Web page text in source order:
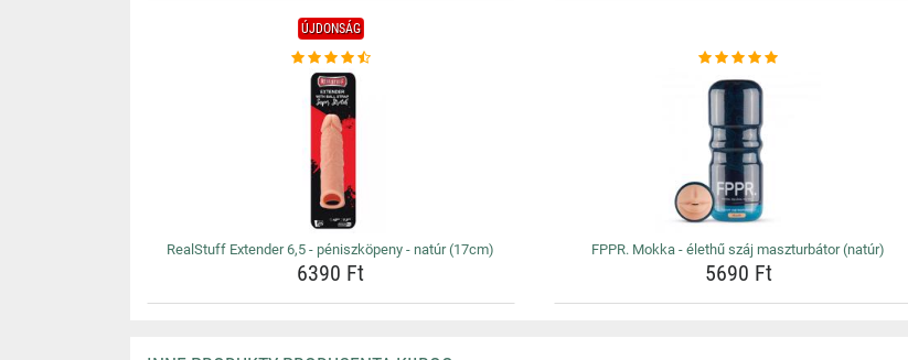
ÚJDONSÁG
RealStuff Extender 6,5 - péniszköpeny - natúr (17cm)
6390 Ft
FPPR. Mokka - élethű száj maszturbátor (natúr)
5690 Ft